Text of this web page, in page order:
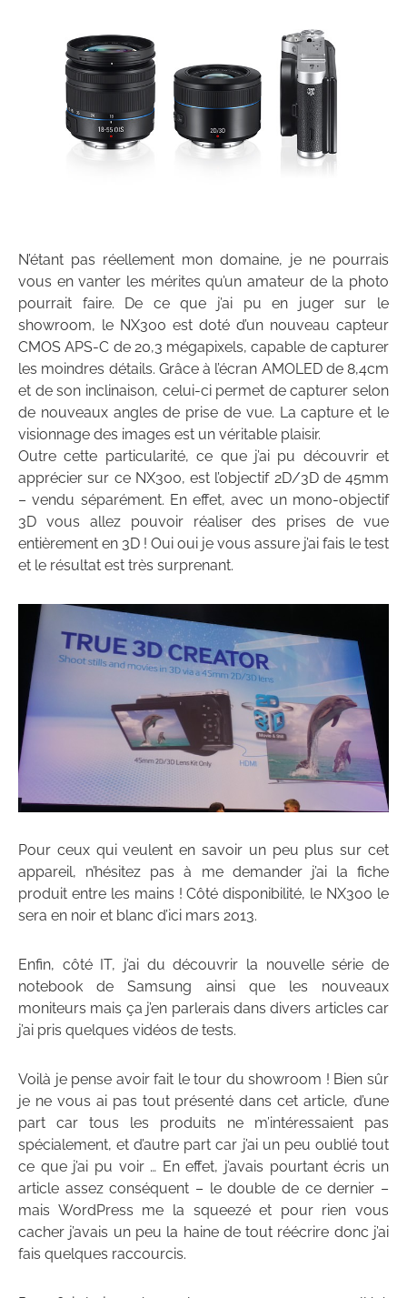
N’étant pas réellement mon domaine, je ne pourrais
vous en vanter les mérites qu’un amateur de la photo
pourrait faire. De ce que j’ai pu en juger sur le
showroom, le NX300 est doté d’un nouveau capteur
CMOS APS-C de 20,3 mégapixels, capable de capturer
les moindres détails. Grâce à l’écran AMOLED de 8,4cm
et de son inclinaison, celui-ci permet de capturer selon
de nouveaux angles de prise de vue. La capture et le
visionnage des images est un véritable plaisir.
Outre cette particularité, ce que j’ai pu découvrir et
apprécier sur ce NX300, est l’objectif 2D/3D de 45mm
– vendu séparément. En effet, avec un mono-objectif
3D vous allez pouvoir réaliser des prises de vue
entièrement en 3D ! Oui oui je vous assure j’ai fais le test
et le résultat est très surprenant.
Pour ceux qui veulent en savoir un peu plus sur cet
appareil, n’hésitez pas à me demander j’ai la fiche
produit entre les mains ! Côté disponibilité, le NX300 le
sera en noir et blanc d’ici mars 2013.
Enfin, côté IT, j’ai du découvrir la nouvelle série de
notebook de Samsung ainsi que les nouveaux
moniteurs mais ça j’en parlerais dans divers articles car
j’ai pris quelques vidéos de tests.
Voilà je pense avoir fait le tour du showroom ! Bien sûr
je ne vous ai pas tout présenté dans cet article, d’une
part car tous les produits ne m’intéressaient pas
spécialement, et d’autre part car j’ai un peu oublié tout
ce que j’ai pu voir … En effet, j’avais pourtant écris un
article assez conséquent – le double de ce dernier –
mais WordPress me la squeezé et pour rien vous
cacher j’avais un peu la haine de tout réécrire donc j’ai
fais quelques raccourcis.